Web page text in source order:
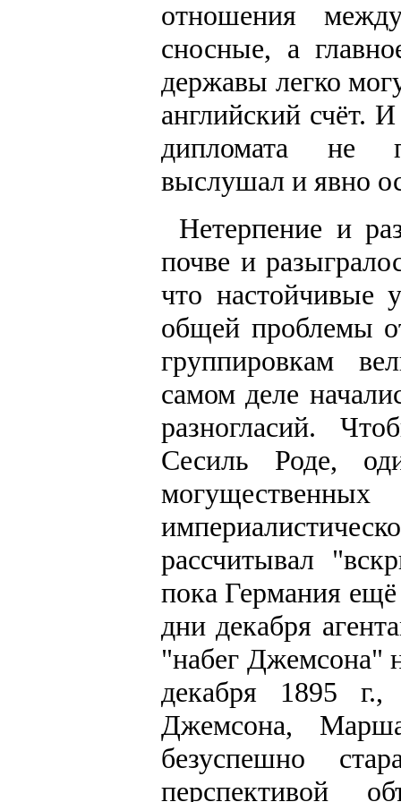
отношения
сносные, а
державы легко
английский счёт.
дипломата не
выслушал и явно
Нетерпение и
почве и
что настойчивые
общей проблемы
группировкам
самом деле
разногласий.
Сесиль Роде,
рассчитывал
пока Германия
дни декабря
"набег Джемсона"
декабря 1895
Джемсона,
безуспешно
перспективой